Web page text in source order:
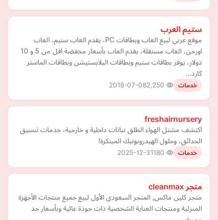
ستيم العرب
موقع عربي لبيع العاب وبطاقات PC، يقدم العاب ستيم، العاب
اورجن، العاب مستقلة، يقدم العاب بأسعار مخفضة اقل من 5 و 10
دولار، يوفر بطاقات ستيم وبطاقات البلايستيشن وبطاقات الماستر
كارد…
خدمات 2018-07-08
freshairnursery
اكتشف مشتل الهواء الطلق نباتات داخلية و خارجية، خدمات تنسيق
الحدائق، وحلول الهيدروبونيك المبتكرة!
خدمات 2025-12-31
متجر cleanmax
متجر كلين ماكس, المتجر السعودي الأول لبيع جميع منتجات الأجهزة
المنزلية ومنتجات العناية الشخصية ذات جودة عالية وبأسعار جد